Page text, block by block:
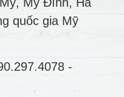
Mỹ Đình, Hà
quốc gia Mỹ
-